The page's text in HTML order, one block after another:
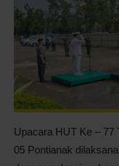
Upacara HUT Ke – 77
05 Pontianak